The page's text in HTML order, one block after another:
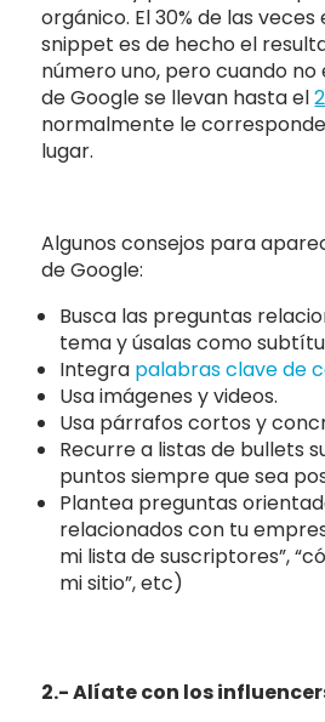
orgánico. El 30% de las
snippet es de hecho el
número uno, pero cuando no
de Google se llevan hasta el
normalmente le
lugar.
Algunos consejos para
de Google:
Busca las preguntas
tema y úsalas como
Integra palabras clave de
Usa imágenes y videos.
Usa párrafos cortos y
Recurre a listas de bullets
puntos siempre que sea
Plantea preguntas
relacionados con tu
mi lista de suscriptores”,
mi sitio”, etc)
2.- Alíate con los